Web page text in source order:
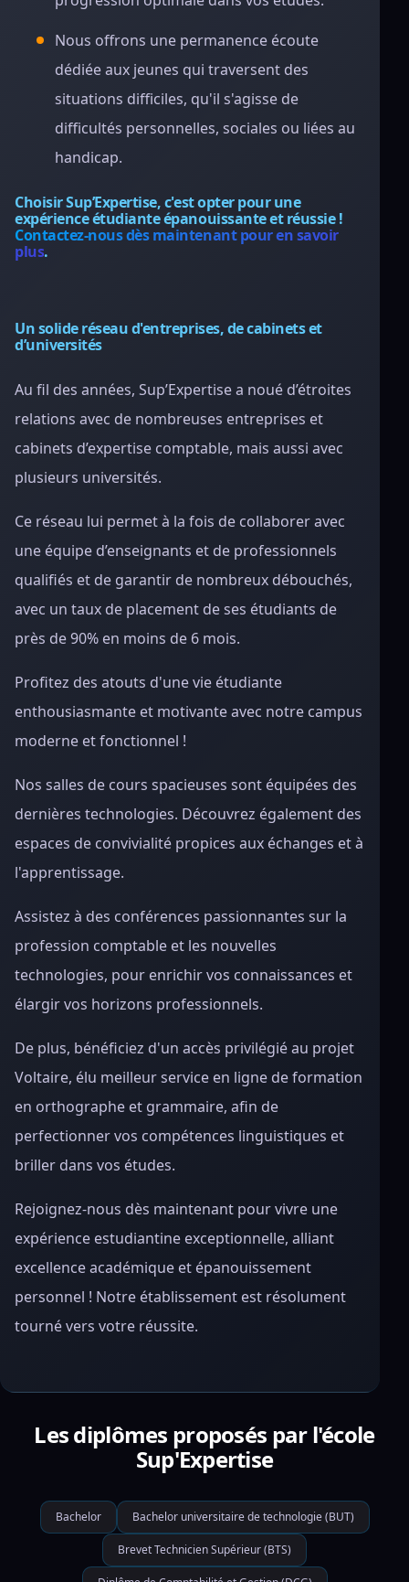
Nous offrons une permanence écoute
dédiée aux jeunes qui traversent des
situations difficiles, qu'il s'agisse de
difficultés personnelles, sociales ou liées au
handicap.
Choisir Sup’Expertise, c'est opter pour une
expérience étudiante épanouissante et réussie !
Contactez-nous dès maintenant pour en savoir
plus.
Un solide réseau d'entreprises, de cabinets et
d’universités
Au fil des années, Sup’Expertise a noué d’étroites
relations avec de nombreuses entreprises et
cabinets d’expertise comptable, mais aussi avec
plusieurs universités.
Ce réseau lui permet à la fois de collaborer avec
une équipe d’enseignants et de professionnels
qualifiés et de garantir de nombreux débouchés,
avec un taux de placement de ses étudiants de
près de 90% en moins de 6 mois.
Profitez des atouts d'une vie étudiante
enthousiasmante et motivante avec notre campus
moderne et fonctionnel !
Nos salles de cours spacieuses sont équipées des
dernières technologies. Découvrez également des
espaces de convivialité propices aux échanges et à
l'apprentissage.
Assistez à des conférences passionnantes sur la
profession comptable et les nouvelles
technologies, pour enrichir vos connaissances et
élargir vos horizons professionnels.
De plus, bénéficiez d'un accès privilégié au projet
Voltaire, élu meilleur service en ligne de formation
en orthographe et grammaire, afin de
perfectionner vos compétences linguistiques et
briller dans vos études.
Rejoignez-nous dès maintenant pour vivre une
expérience estudiantine exceptionnelle, alliant
excellence académique et épanouissement
personnel ! Notre établissement est résolument
tourné vers votre réussite.
Les diplômes proposés par l'école
Sup'Expertise
Bachelor Bachelor universitaire de technologie (BUT)
Brevet Technicien Supérieur (BTS)